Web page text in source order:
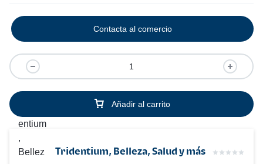
Añadir al carrito
Contacta al comercio
Tridentium, Belleza, Salud y más